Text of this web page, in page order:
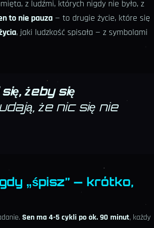
z ludźmi, których nigdy nie było, z
to nie pauza — to drugie życie, które się
, jaki ludzkość spisała — z symbolami
żeby się
że nic się nie
„śpisz” — krótko,
Sen ma 4-5 cykli po ok. 90 minut, każdy